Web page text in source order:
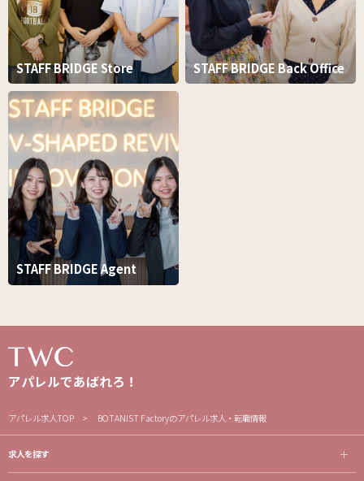
STAFF BRIDGE Store STAFF BRIDGE Back Office
STAFF BRIDGE Agent
アパレルであばれろ！
アパレル求人TOP BOTANIST Factoryのアパレル求人・転職情報
求人を探す